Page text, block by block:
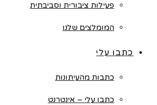
פעילות ציבורית וסביבתית
המומלצים שלנו
כתבו עלי
כתבות מהעיתונות
כתבו עלי – אינטרנט